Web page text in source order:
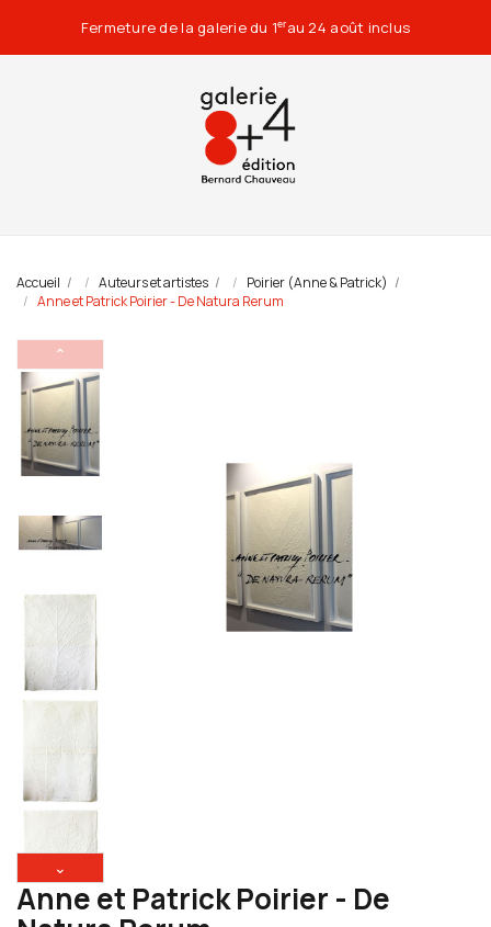
Fermeture de la galerie du 1erau 24 août inclus
Accueil Auteurs et artistes
Poirier (Anne & Patrick)
Anne et Patrick Poirier - De Natura Rerum
⌃
⌄
Anne et Patrick Poirier - De